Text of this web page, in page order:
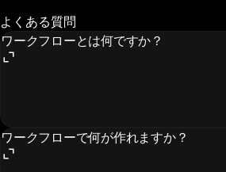
よくある質問
ワークフローとは何ですか？
ワークフローで何が作れますか？